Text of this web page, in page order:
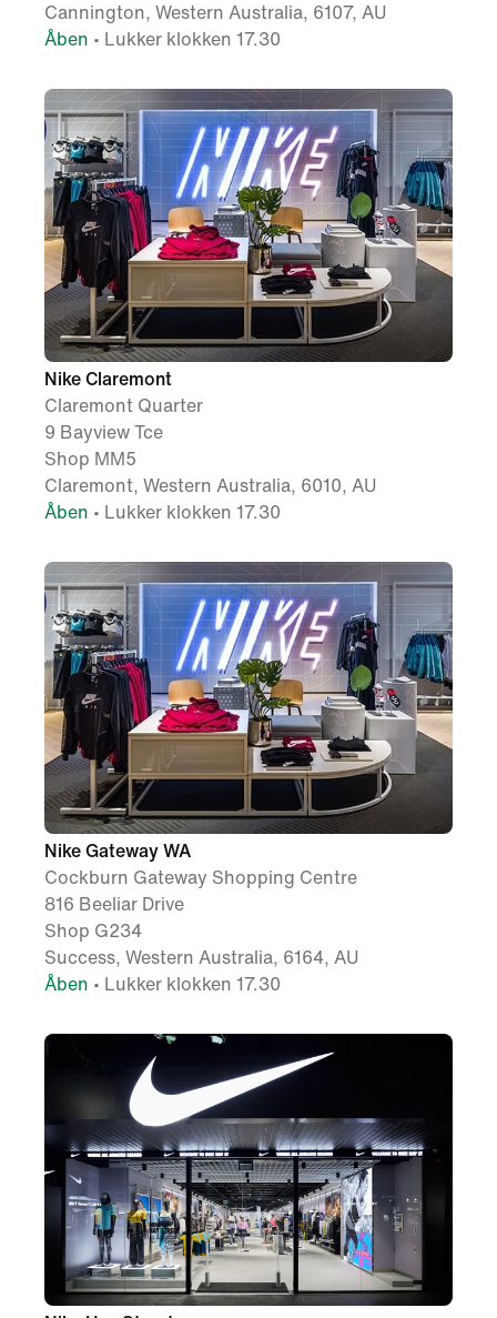
Cannington, Western Australia, 6107, AU
Åben • Lukker klokken 17.30
Nike Claremont
Claremont Quarter
9 Bayview Tce
Shop MM5
Claremont, Western Australia, 6010, AU
Åben • Lukker klokken 17.30
Nike Gateway WA
Cockburn Gateway Shopping Centre
816 Beeliar Drive
Shop G234
Success, Western Australia, 6164, AU
Åben • Lukker klokken 17.30